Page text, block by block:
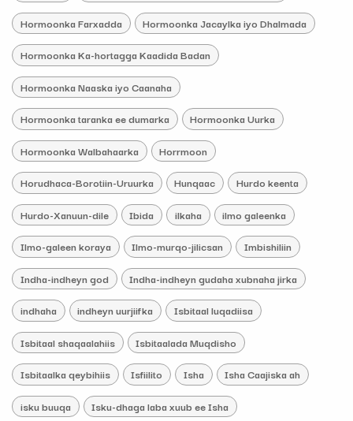
Hormoonka Farxadda Hormoonka Jacaylka iyo Dhalmada
Hormoonka Ka-hortagga Kaadida Badan
Hormoonka Naaska iyo Caanaha
Hormoonka taranka ee dumarka Hormoonka Uurka
Hormoonka Walbahaarka Horrmoon
Horudhaca-Borotiin-Uruurka Hunqaac Hurdo keenta
Hurdo-Xanuun-dile Ibida ilkaha ilmo galeenka
Ilmo-galeen koraya Ilmo-murqo-jilicsan Imbishiliin
Indha-indheyn god Indha-indheyn gudaha xubnaha jirka
indhaha indheyn uurjiifka Isbitaal luqadiisa
Isbitaal shaqaalahiis Isbitaalada Muqdisho
Isbitaalka qeybihiis Isfiilito Isha Isha Caajiska ah
isku buuqa Isku-dhaga laba xuub ee Isha